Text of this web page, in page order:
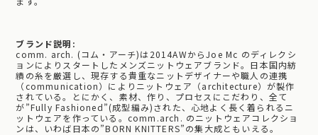
ブランド説明:
comm. arch. (コム・アーチ)は2014AWからJoe Mc のディレクシ
ョンによりスタートしたメンズニットウェアブランド。日本国内紡
績の糸を厳選し、現存する貴重なニットデザイナーや職人の連携
（communication）によりニットウェア（architecture）が製作
されている。とにかく、素材、作り、プロセスにこだわり、全て
が”Fully Fashioned”(成型編み)された、心地よく長く着られるニ
ットウェアを作っている。comm.arch. のニットウェアコレクショ
ンは、いわば日本の”BORN KNITTERS”の集大成ともいえる。